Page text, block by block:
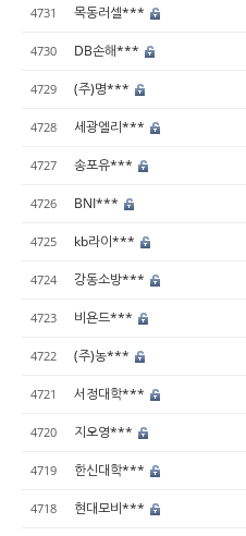
4731 목동러셀***
4730 DB손해***
4729 (주)명***
4728 세광엘리***
4727 송포유***
4726 BNI***
4725 kb라이***
4724 강동소방***
4723 비욘드***
4722 (주)농***
4721 서정대학***
4720 지오영***
4719 한신대학***
4718 현대모비***